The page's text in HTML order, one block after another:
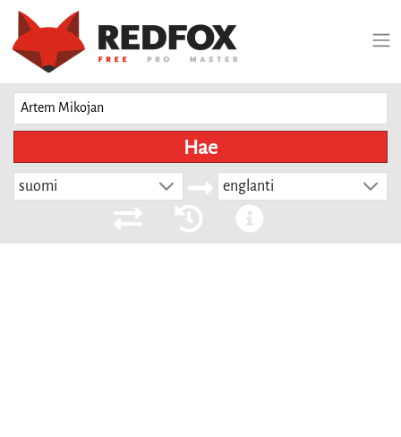
Hae
suomi englanti